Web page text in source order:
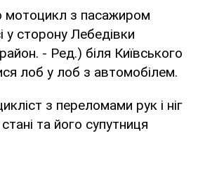
з пасажиром
у сторону Лебедівки
- Ред.) біля Київського
лоб у лоб з автомобілем.
з переломами рук і ніг
та його супутниця